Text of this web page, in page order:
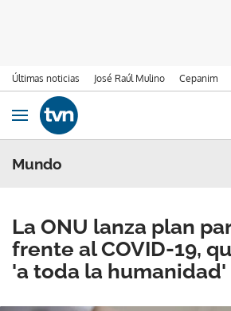
Últimas noticias José Raúl Mulino Cepanim
Ir al contenido
Obrir navegació
Mundo
La ONU lanza plan
frente al COVID-19,
'a toda la humanidad'